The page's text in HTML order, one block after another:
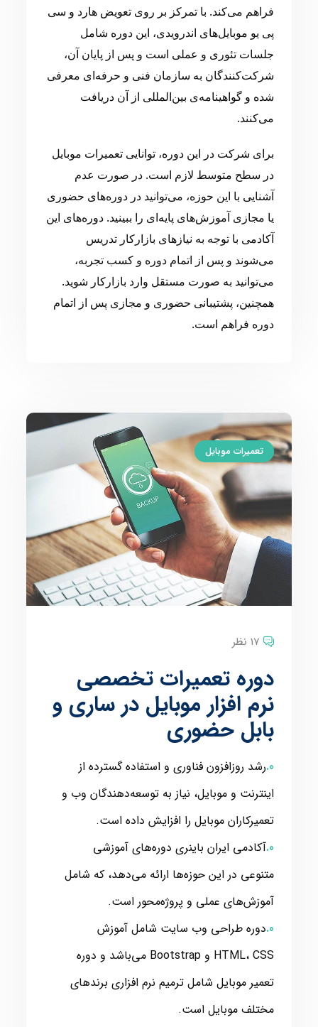
فراهم می‌کند. با تمرکز بر روی تعویض هارد و سی
پی یو موبایل‌های اندرویدی، این دوره شامل
جلسات تئوری و عملی است و پس از پایان آن،
شرکت‌کنندگان به سازمان فنی و حرفه‌ای معرفی
شده و گواهینامه‌ی بین‌المللی از آن دریافت
می‌کنند.
برای شرکت در این دوره، توانایی تعمیرات موبایل
در سطح متوسط لازم است. در صورت عدم
آشنایی با این حوزه، می‌توانید در دوره‌های حضوری
یا مجازی آموزش‌های پایه‌ای را ببینید. دوره‌های این
آکادمی با توجه به نیازهای بازارکار تدریس
می‌شوند و پس از اتمام دوره و کسب تجربه،
می‌توانید به صورت مستقل وارد بازارکار شوید.
همچنین، پشتیبانی حضوری و مجازی پس از اتمام
دوره فراهم است.
تعمیرات موبایل
17 نظر
دوره تعمیرات تخصصی
نرم افزار موبایل در ساری و
بابل حضوری
رشد روزافزون فناوری و استفاده گسترده از
اینترنت و موبایل، نیاز به توسعه‌دهندگان وب و
تعمیرکاران موبایل را افزایش داده است.
آکادمی ایران باینری دوره‌های آموزشی
متنوعی در این حوزه‌ها ارائه می‌دهد، که شامل
آموزش‌های عملی و پروژه‌محور است.
دوره طراحی وب سایت شامل آموزش
HTML، CSS و Bootstrap می‌باشد و دوره
تعمیر موبایل شامل ترمیم نرم افزاری برندهای
مختلف موبایل است.